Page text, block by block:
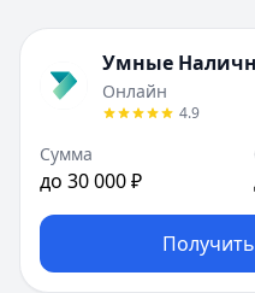
Умные
Онлайн
4.9
Сумма
до 30 000 ₽